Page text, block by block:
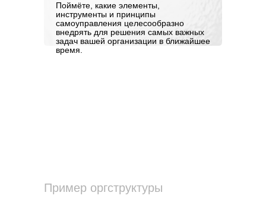
Поймёте, какие элементы,
инструменты и принципы
самоуправления целесообразно
внедрять для решения самых важных
задач вашей организации в ближайшее
время.
Пример оргструктуры